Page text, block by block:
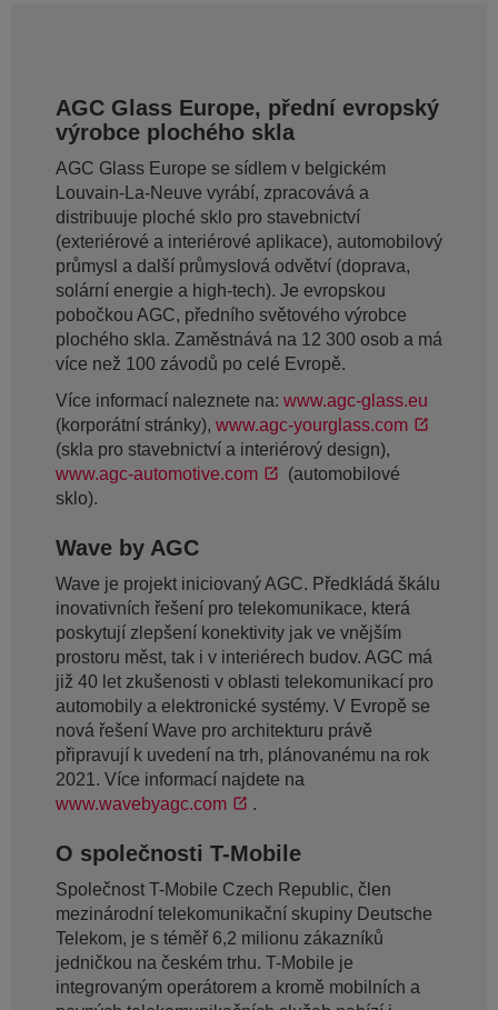
AGC Glass Europe, přední evropský
výrobce plochého skla
AGC Glass Europe se sídlem v belgickém
Louvain-La-Neuve vyrábí, zpracovává a
distribuuje ploché sklo pro stavebnictví
(exteriérové a interiérové aplikace), automobilový
průmysl a další průmyslová odvětví (doprava,
solární energie a high-tech). Je evropskou
pobočkou AGC, předního světového výrobce
plochého skla. Zaměstnává na 12 300 osob a má
více než 100 závodů po celé Evropě.
Více informací naleznete na: www.agc-glass.eu
(korporátní stránky), www.agc-yourglass.com
(skla pro stavebnictví a interiérový design),
www.agc-automotive.com
(automobilové
sklo).
Wave by AGC
Wave je projekt iniciovaný AGC. Předkládá škálu
inovativních řešení pro telekomunikace, která
poskytují zlepšení konektivity jak ve vnějším
prostoru měst, tak i v interiérech budov. AGC má
již 40 let zkušenosti v oblasti telekomunikací pro
automobily a elektronické systémy. V Evropě se
nová řešení Wave pro architekturu právě
připravují k uvedení na trh, plánovanému na rok
2021. Více informací najdete na
www.wavebyagc.com
.
O společnosti T-Mobile
Společnost T-Mobile Czech Republic, člen
mezinárodní telekomunikační skupiny Deutsche
Telekom, je s téměř 6,2 milionu zákazníků
jedničkou na českém trhu. T-Mobile je
integrovaným operátorem a kromě mobilních a